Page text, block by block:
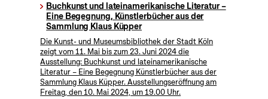
Buchkunst und lateinamerikanische Literatur –
Eine Begegnung, Künstlerbücher aus der
Sammlung Klaus Küpper
Die Kunst- und Museumsbibliothek der Stadt Köln
zeigt vom 11. Mai bis zum 23. Juni 2024 die
Ausstellung: Buchkunst und lateinamerikanische
Literatur – Eine Begegnung Künstlerbücher aus der
Sammlung Klaus Küpper. Ausstellungseröffnung am
Freitag, den 10. Mai 2024, um 19.00 Uhr.